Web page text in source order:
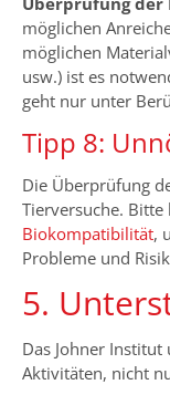
möglichen
möglichen
usw.) ist es
geht nur unter
Tipp 8:
Die Überprüfung
Tierversuche. Bitte
Biokompatibilität,
Probleme und
5.
Das Johner
Aktivitäten, nicht